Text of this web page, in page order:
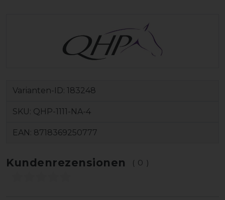
Varianten-ID: 183248
SKU: QHP-1111-NA-4
EAN: 8718369250777
Kundenrezensionen (0)